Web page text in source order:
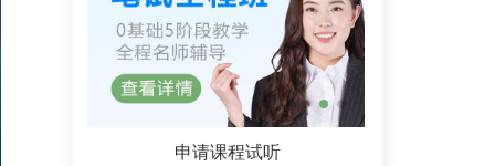
申请课程试听